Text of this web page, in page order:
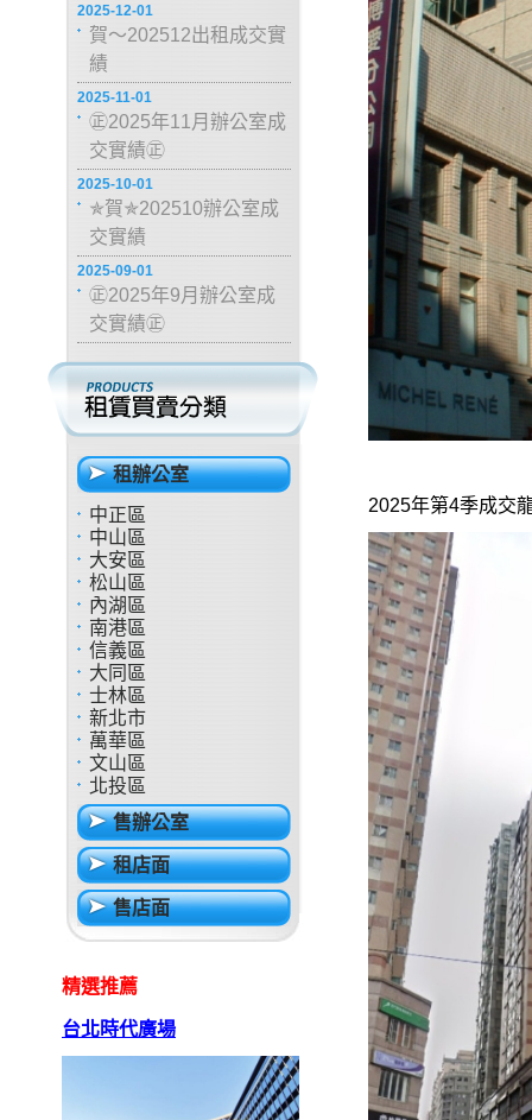
2025-12-01
賀～202512出租成交實
績
2025-11-01
㊣2025年11月辦公室成
交實績㊣
2025-10-01
✯賀✯202510辦公室成
交實績
2025-09-01
㊣2025年9月辦公室成
交實績㊣
租辦公室
中正區
中山區
大安區
松山區
內湖區
南港區
信義區
大同區
士林區
新北市
萬華區
文山區
北投區
售辦公室
租店面
售店面
精選推薦
台北時代廣場
2025年第4季成交